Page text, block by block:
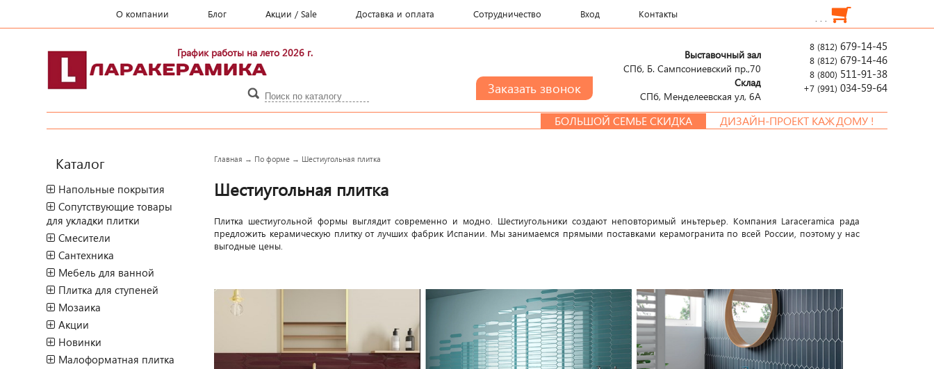
О компании Блог Акции / Sale Доставка и оплата Сотрудничество Вход Контакты . . .
График работы на лето 2026 г. 8 (812) 679-14-45
8 (812) 679-14-46
8 (800) 511-91-38
+7 (991) 034-59-64
Выставочный зал
СПб, Б. Сампсониевский пр.,70
Склад
СПб, Менделеевcкая ул, 6А
БОЛЬШОЙ СЕМЬЕ СКИДКА ДИЗАЙН-ПРОЕКТ КАЖДОМУ !
Каталог
Напольные покрытия
Сопутствующие товары
для укладки плитки
Смесители
Сантехника
Мебель для ванной
Плитка для ступеней
Мозаика
Акции
Новинки
Малоформатная плитка
Главная → По форме → Шестиугольная плитка
Шестиугольная плитка
Плитка шестиугольной формы выглядит современно и модно. Шестиугольники создают неповторимый иньтерьер. Компания Laraceramica рада
предложить керамическую плитку от лучших фабрик Испании. Мы занимаемся прямыми поставками керамогранита по всей России, поэтому у нас
выгодные цены.